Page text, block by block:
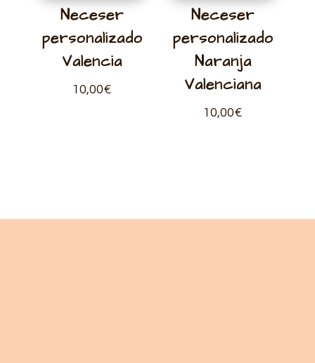
Neceser
personalizado
Valencia
10,00€
Neceser
personalizado
Naranja
Valenciana
10,00€